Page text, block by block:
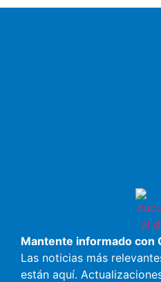
Mantente informado con
Las noticias más
están aquí.